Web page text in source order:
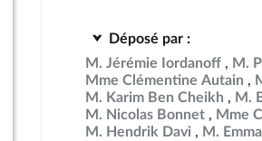
Date de dépôt
Déposé par :
M. Jérémie Iordanoff
M.
Mme Clémentine Autain
M. Karim Ben Cheikh
M.
M. Nicolas Bonnet
Mme
M. Hendrik Davi
M.